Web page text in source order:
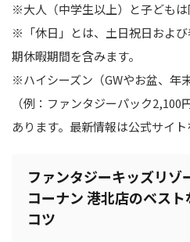
※大人（中学生以上）と子どもは
※「休日」とは、土日祝日およ
期休暇期間を含みます。
※ハイシーズン（GWやお盆、年
（例：ファンタジーパック
あります。最新情報は公式サイト
ファンタジーキッズリゾ
コーナン 港北店のベス
コツ